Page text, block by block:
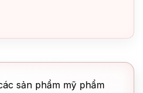
sản phẩm mỹ phẩm